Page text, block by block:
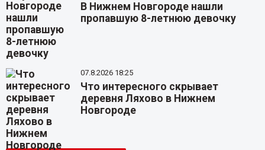
В Нижнем Новгороде нашли
пропавшую 8-летнюю девочку
07.8.2026 18:25
Что интересного скрывает
деревня Ляхово в Нижнем
Новгороде